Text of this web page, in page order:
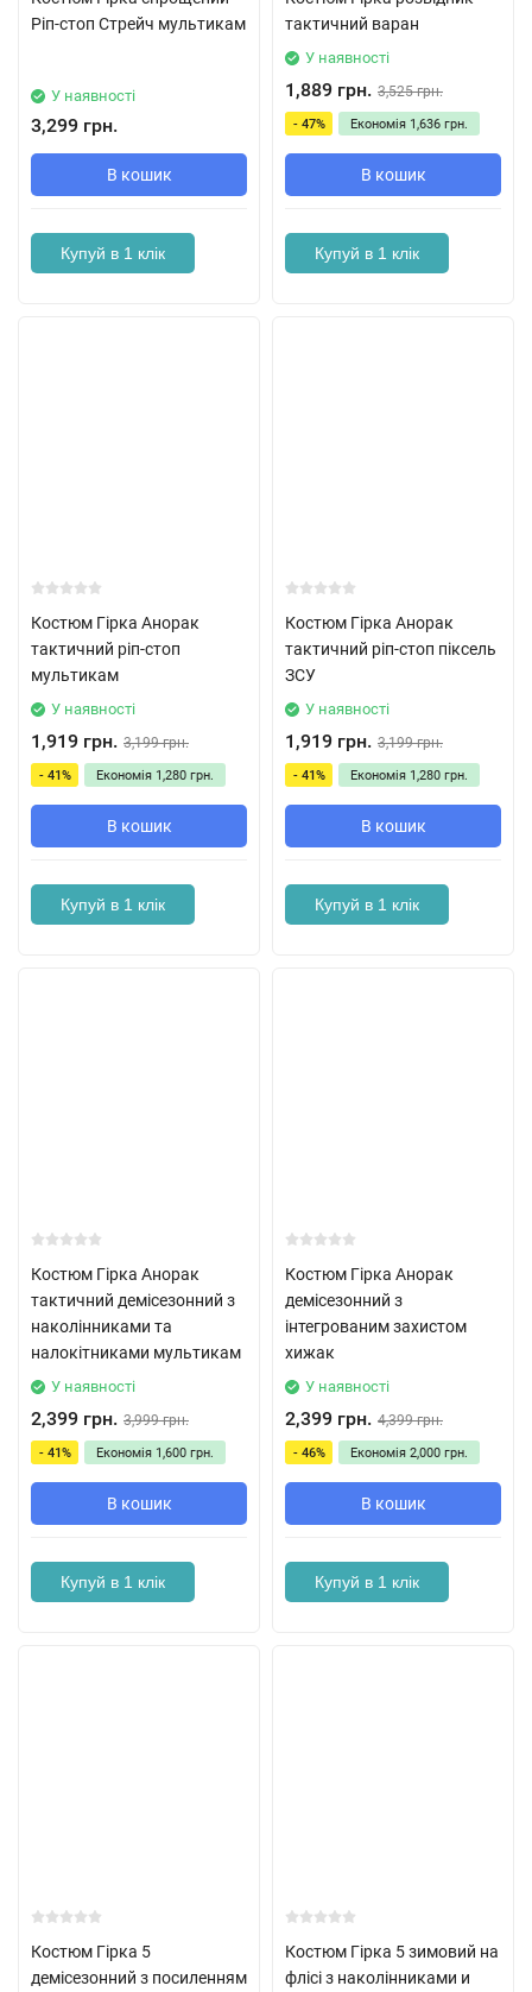
Ріп-стоп Стрейч мультикам
У наявності
3,299 грн.
В кошик
Купуй в 1 клік
тактичний варан
У наявності
1,889 грн. 3,525 грн.
- 47% Економія 1,636 грн.
В кошик
Купуй в 1 клік
Костюм Гірка Анорак
тактичний ріп-стоп
мультикам
У наявності
1,919 грн. 3,199 грн.
- 41% Економія 1,280 грн.
В кошик
Купуй в 1 клік
Костюм Гірка Анорак
тактичний ріп-стоп піксель
ЗСУ
У наявності
1,919 грн. 3,199 грн.
- 41% Економія 1,280 грн.
В кошик
Купуй в 1 клік
Костюм Гірка Анорак
тактичний демісезонний з
наколінниками та
налокітниками мультикам
У наявності
2,399 грн. 3,999 грн.
- 41% Економія 1,600 грн.
В кошик
Купуй в 1 клік
Костюм Гірка Анорак
демісезонний з
інтегрованим захистом
хижак
У наявності
2,399 грн. 4,399 грн.
- 46% Економія 2,000 грн.
В кошик
Купуй в 1 клік
Костюм Гірка 5
демісезонний з посиленням
Костюм Гірка 5 зимовий на
флісі з наколінниками и